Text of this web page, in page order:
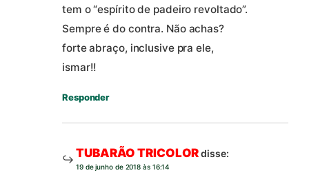
tem o “espírito de padeiro revoltado”.
Sempre é do contra. Não achas?
forte abraço, inclusive pra ele,
ismar!!
Responder
TUBARÃO TRICOLORdisse:
19 de junho de 2018 às 16:14